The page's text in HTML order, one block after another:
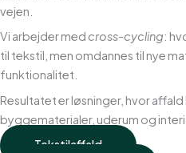
vejen.
Vi arbejder med cross-cycling:
til tekstil, men omdannes til nye
funktionalitet.
Resultatet er løsninger, hvor affald
byggematerialer, uderum og
Tekstilaffald